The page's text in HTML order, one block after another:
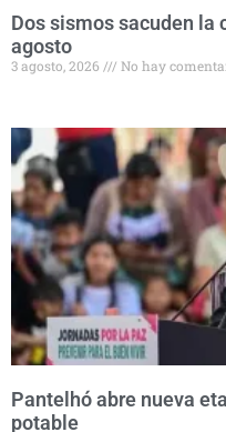
Dos sismos sacuden la
agosto
3 agosto, 2026 No hay
Pantelhó abre nueva
potable